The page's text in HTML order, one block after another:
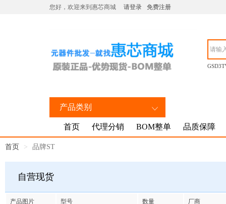
您好，欢迎来到惠芯商城 请登录 免费注册
产品类别
首页 代理分销 BOM整单 品质保障
首页 品牌ST
自营现货
产品图片 型号 数量 厂商